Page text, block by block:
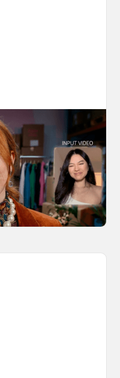
Can Create with
can create using
OpenArt, from
amazingly